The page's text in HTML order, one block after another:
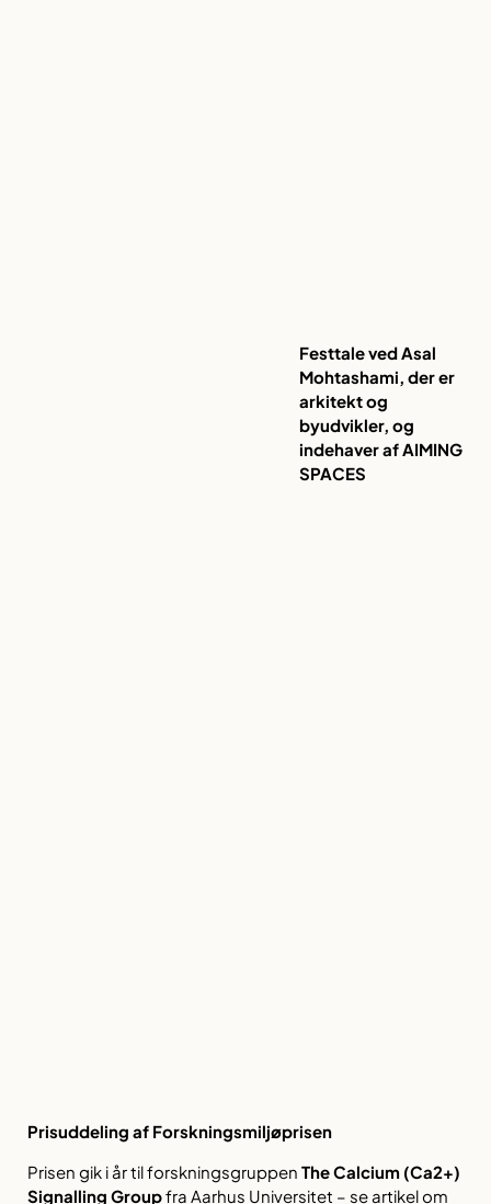
Festtale ved Asal
Mohtashami, der er
arkitekt og
byudvikler, og
indehaver af AIMING
SPACES
Prisuddeling af Forskningsmiljøprisen
Prisen gik i år til forskningsgruppen The Calcium (Ca2+)
Signalling Groupfra Aarhus Universitet – se artikel om